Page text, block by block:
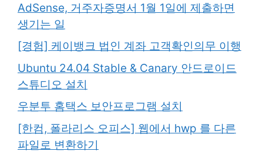
AdSense, 거주자증명서 1월 1일에 제출하면
생기는 일
[경험] 케이뱅크 법인 계좌 고객확인의무 이행
Ubuntu 24.04 Stable & Canary 안드로이드
스튜디오 설치
우분투 홈택스 보안프로그램 설치
[한컴, 폴라리스 오피스] 웹에서 hwp 를 다른
파일로 변환하기